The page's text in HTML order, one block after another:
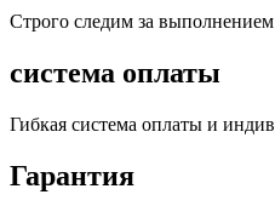
Строго следим за
система оплаты
Гибкая система оплаты и
Гарантия